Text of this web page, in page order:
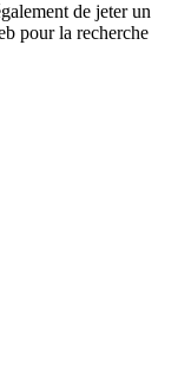
de jeter un
pour la recherche